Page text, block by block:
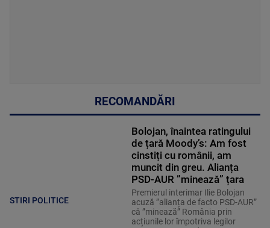
RECOMANDĂRI
STIRI POLITICE
Bolojan, înaintea ratingului
de țară Moody’s: Am fost
cinstiți cu românii, am
muncit din greu. Alianța
PSD-AUR ”minează” țara
Premierul interimar Ilie Bolojan
acuză ”alianța de facto PSD-AUR”
că ”minează” România prin
acțiunile lor împotriva legilor